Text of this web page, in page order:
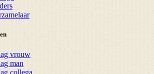
vrouw
man
collega